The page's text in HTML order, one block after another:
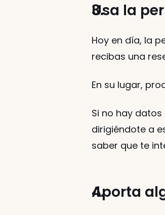
Usa la
Hoy en día, la
recibas una
En su lugar,
Si no hay
dirigiéndote a
saber que te
Aporta